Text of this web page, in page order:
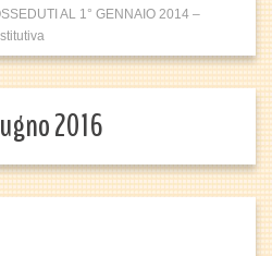
AL 1° GENNAIO 2014 –
2016